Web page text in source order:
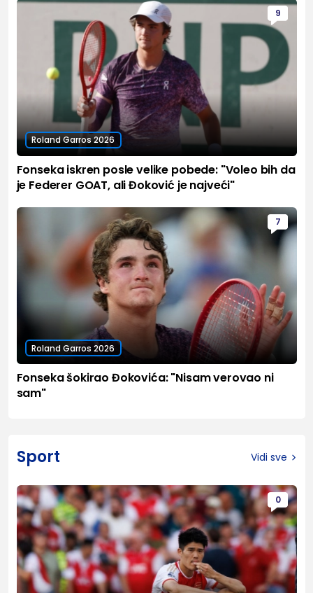
9
Roland Garros 2026
Fonseka iskren posle velike pobede: "Voleo bih da
je Federer GOAT, ali Đoković je najveći"
7
Roland Garros 2026
Fonseka šokirao Đokovića: "Nisam verovao ni
sam"
Sport Vidi sve
0